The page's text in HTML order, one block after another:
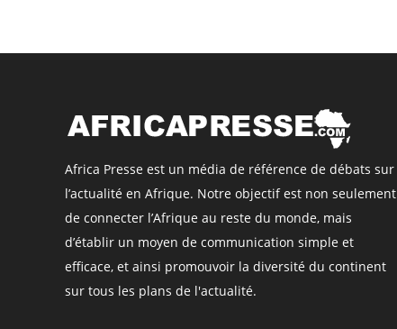
Africa Presse est un média de référence de débats sur
l’actualité en Afrique. Notre objectif est non seulement
de connecter l’Afrique au reste du monde, mais
d’établir un moyen de communication simple et
efficace, et ainsi promouvoir la diversité du continent
sur tous les plans de l'actualité.